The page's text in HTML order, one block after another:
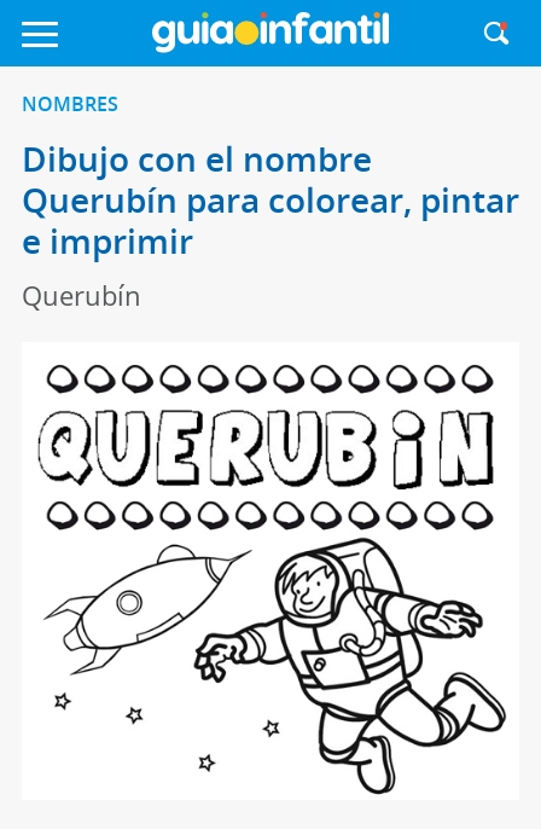
NOMBRES
Dibujo con el nombre
Querubín para colorear, pintar
e imprimir
Querubín